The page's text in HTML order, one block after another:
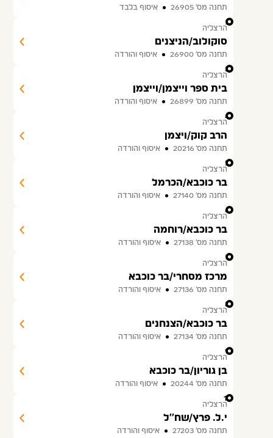
תחנה מס׳ 26905 איסוף בלבד
2
הרצליה
סוקולוב/הניצנים
תחנה מס׳ 26900 איסוף והורדה
3
הרצליה
בית ספר וייצמן/וייצמן
תחנה מס׳ 26899 איסוף והורדה
4
הרצליה
הרב קוק/ויצמן
תחנה מס׳ 20216 איסוף והורדה
5
הרצליה
בר כוכבא/הכרמל
תחנה מס׳ 27140 איסוף והורדה
6
הרצליה
בר כוכבא/רוחמה
תחנה מס׳ 27138 איסוף והורדה
7
הרצליה
מרכז מסחרי/בר כוכבא
תחנה מס׳ 27136 איסוף והורדה
8
הרצליה
בר כוכבא/הצנחנים
תחנה מס׳ 27134 איסוף והורדה
9
הרצליה
בן גוריון/בר כוכבא
תחנה מס׳ 20244 איסוף והורדה
10
הרצליה
י.ל. פרץ/שח''ל
תחנה מס׳ 27203 איסוף והורדה